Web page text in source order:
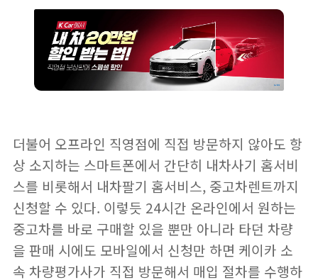
더불어 오프라인 직영점에 직접 방문하지 않아도 항
상 소지하는 스마트폰에서 간단히 내차사기 홈서비
스를 비롯해서 내차팔기 홈서비스, 중고차렌트까지
신청할 수 있다. 이렇듯 24시간 온라인에서 원하는
중고차를 바로 구매할 있을 뿐만 아니라 타던 차량
을 판매 시에도 모바일에서 신청만 하면 케이카 소
속 차량평가사가 직접 방문해서 매입 절차를 수행하